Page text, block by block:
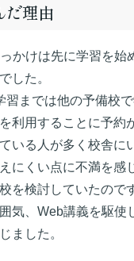
だ理由
かけは先に学習を始
した。
習までは他の予備校
利用することに予約
いる人が多く校舎に
にくい点に不満を感
を検討していたので
気、Web講義を駆使
ました。